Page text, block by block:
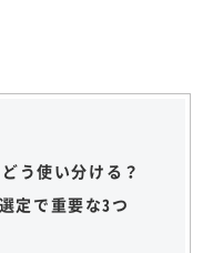
う使い分ける？
定で重要な3つ